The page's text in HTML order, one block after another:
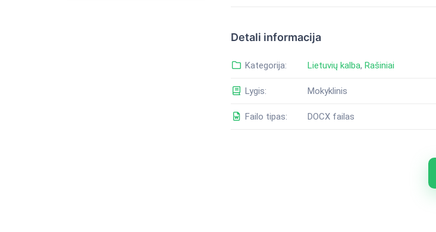
Detali informacija
Kategorija: Lietuvių kalba, Rašiniai
Lygis: Mokyklinis
Failo tipas: DOCX failas